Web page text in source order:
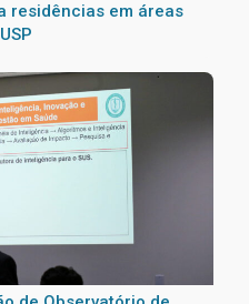
residências em áreas